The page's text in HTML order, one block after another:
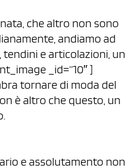
che altro non sono
andiamo ad
e articolazioni, un
_id=”10″ ]
tornare di moda del
è altro che questo, un
e assolutamento non